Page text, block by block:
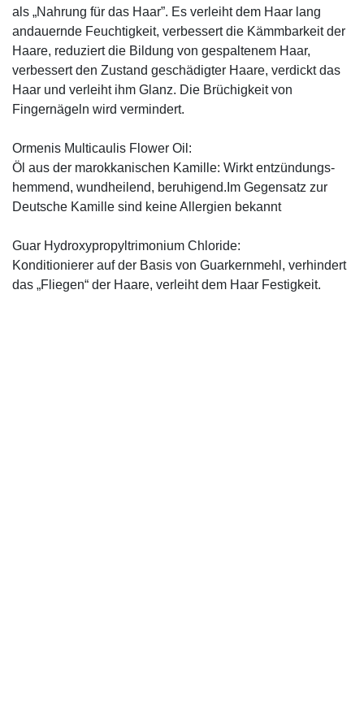
als „Nahrung für das Haar”. Es verleiht dem Haar lang
andauernde Feuchtigkeit, verbessert die Kämmbarkeit der
Haare, reduziert die Bildung von gespaltenem Haar,
verbessert den Zustand geschädigter Haare, verdickt das
Haar und verleiht ihm Glanz. Die Brüchigkeit von
Fingernägeln wird vermindert.
Ormenis Multicaulis Flower Oil:
Öl aus der marokkanischen Kamille: Wirkt entzündungs-
hemmend, wundheilend, beruhigend.Im Gegensatz zur
Deutsche Kamille sind keine Allergien bekannt
Guar Hydroxypropyltrimonium Chloride:
Konditionierer auf der Basis von Guarkernmehl, verhindert
das „Fliegen“ der Haare, verleiht dem Haar Festigkeit.